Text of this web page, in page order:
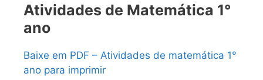
Atividades de Matemática 1°
ano
Baixe em PDF – Atividades de matemática 1°
ano para imprimir